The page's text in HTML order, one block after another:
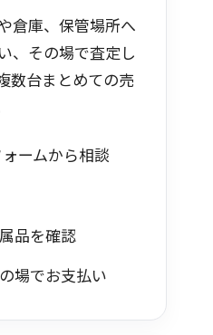
倉庫、保管場所へ
、その場で査定し
数台まとめての売
ームから相談
品を確認
場でお支払い